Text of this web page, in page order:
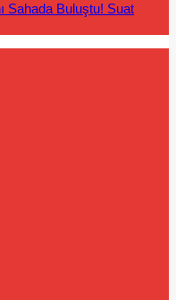
Sahada Buluştu! Suat